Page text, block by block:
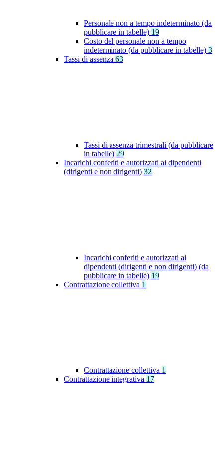
Personale non a tempo indeterminato (da
pubblicare in tabelle) 19
Costo del personale non a tempo
indeterminato (da pubblicare in tabelle) 3
Tassi di assenza 63
Tassi di assenza trimestrali (da pubblicare
in tabelle) 29
Incarichi conferiti e autorizzati ai dipendenti
(dirigenti e non dirigenti) 32
Incarichi conferiti e autorizzati ai
dipendenti (dirigenti e non dirigenti) (da
pubblicare in tabelle) 19
Contrattazione collettiva 1
Contrattazione collettiva 1
Contrattazione integrativa 17